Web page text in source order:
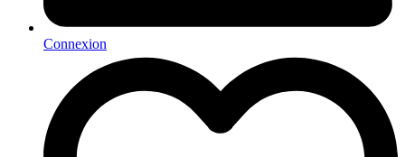
Connexion